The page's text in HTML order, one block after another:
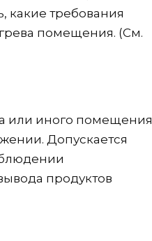
какие требования
помещения. (См.
или иного помещения
Допускается
продуктов